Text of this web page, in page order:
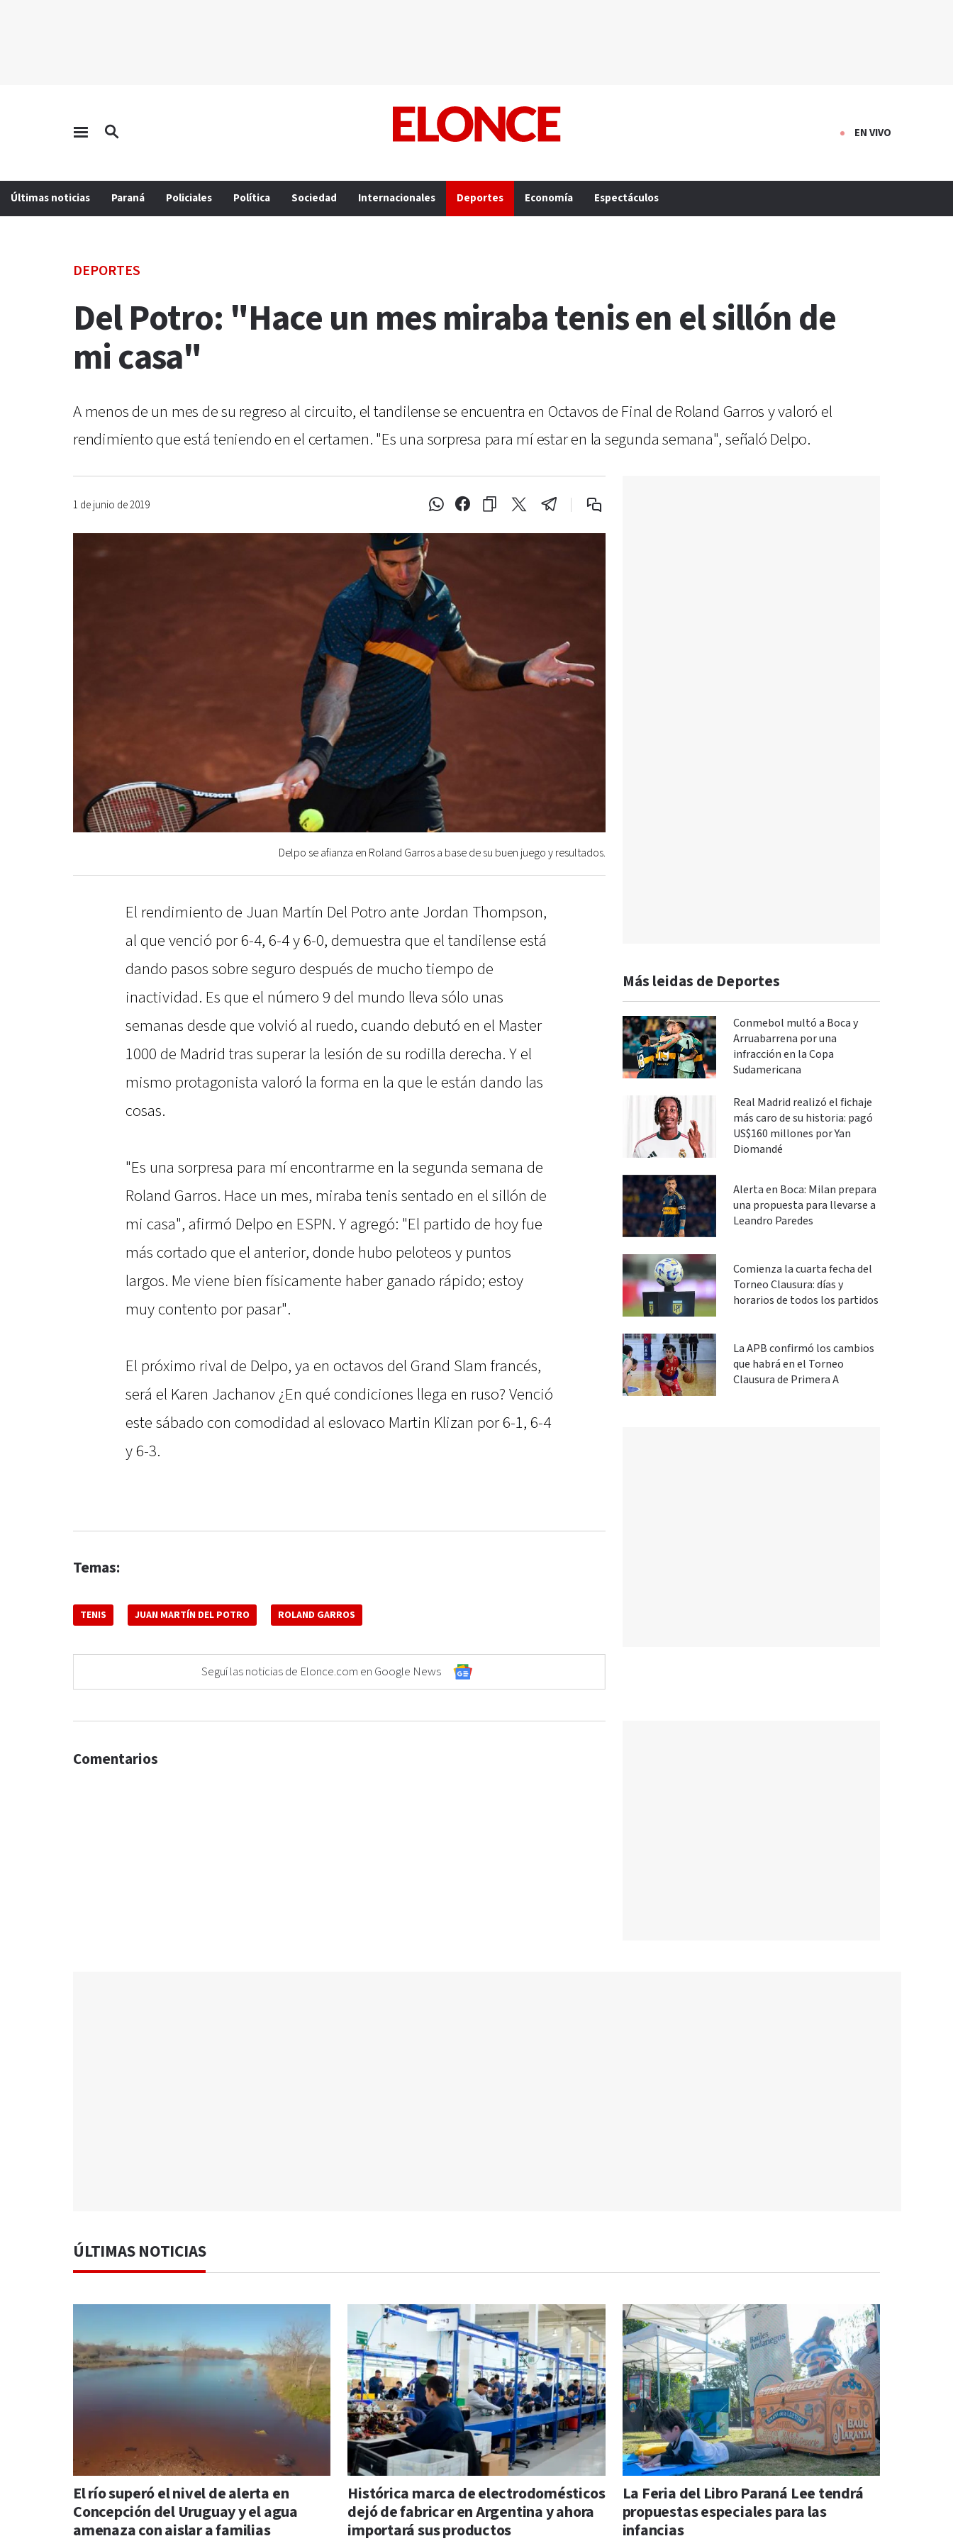
EN VIVO
Últimas noticias Paraná Policiales Política Sociedad Internacionales Deportes Economía Espectáculos
DEPORTES
Del Potro: "Hace un mes miraba tenis en el sillón de
mi casa"
A menos de un mes de su regreso al circuito, el tandilense se encuentra en Octavos de Final de Roland Garros y valoró el
rendimiento que está teniendo en el certamen. "Es una sorpresa para mí estar en la segunda semana", señaló Delpo.
1 de junio de 2019
Delpo se afianza en Roland Garros a base de su buen juego y resultados.
El rendimiento de Juan Martín Del Potro ante Jordan Thompson,
al que venció por 6-4, 6-4 y 6-0, demuestra que el tandilense está
dando pasos sobre seguro después de mucho tiempo de
inactividad. Es que el número 9 del mundo lleva sólo unas
semanas desde que volvió al ruedo, cuando debutó en el Master
1000 de Madrid tras superar la lesión de su rodilla derecha. Y el
mismo protagonista valoró la forma en la que le están dando las
cosas.
"Es una sorpresa para mí encontrarme en la segunda semana de
Roland Garros. Hace un mes, miraba tenis sentado en el sillón de
mi casa", afirmó Delpo en ESPN. Y agregó: "El partido de hoy fue
más cortado que el anterior, donde hubo peloteos y puntos
largos. Me viene bien físicamente haber ganado rápido; estoy
muy contento por pasar".
El próximo rival de Delpo, ya en octavos del Grand Slam francés,
será el Karen Jachanov ¿En qué condiciones llega en ruso? Venció
este sábado con comodidad al eslovaco Martin Klizan por 6-1, 6-4
y 6-3.
Temas:
TENIS JUAN MARTÍN DEL POTRO ROLAND GARROS
Seguí las noticias de Elonce.com en Google News
Más leidas de Deportes
Conmebol multó a Boca y
Arruabarrena por una
infracción en la Copa
Sudamericana
Real Madrid realizó el fichaje
más caro de su historia: pagó
US$160 millones por Yan
Diomandé
Alerta en Boca: Milan prepara
una propuesta para llevarse a
Leandro Paredes
Comienza la cuarta fecha del
Torneo Clausura: días y
horarios de todos los partidos
La APB confirmó los cambios
que habrá en el Torneo
Clausura de Primera A
Comentarios
ÚLTIMAS NOTICIAS
El río superó el nivel de alerta en
Concepción del Uruguay y el agua
amenaza con aislar a familias
Histórica marca de electrodomésticos
dejó de fabricar en Argentina y ahora
importará sus productos
La Feria del Libro Paraná Lee tendrá
propuestas especiales para las
infancias